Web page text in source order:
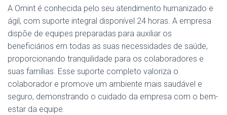
A Omint é conhecida pelo seu atendimento humanizado e
ágil, com suporte integral disponível 24 horas. A empresa
dispõe de equipes preparadas para auxiliar os
beneficiários em todas as suas necessidades de saúde,
proporcionando tranquilidade para os colaboradores e
suas famílias. Esse suporte completo valoriza o
colaborador e promove um ambiente mais saudável e
seguro, demonstrando o cuidado da empresa com o bem-
estar da equipe.